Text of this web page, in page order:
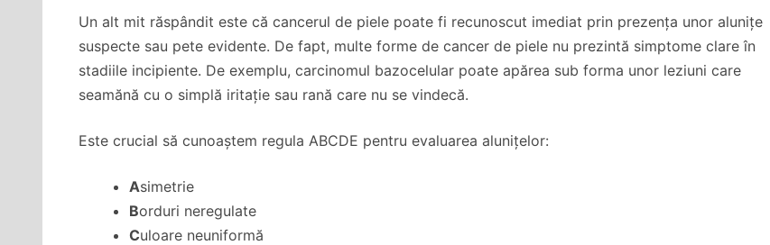
Un alt mit răspândit este că cancerul de piele poate fi recunoscut imediat prin prezența unor alunițe
suspecte sau pete evidente. De fapt, multe forme de cancer de piele nu prezintă simptome clare în
stadiile incipiente. De exemplu, carcinomul bazocelular poate apărea sub forma unor leziuni care
seamănă cu o simplă iritație sau rană care nu se vindecă.
Este crucial să cunoaștem regula ABCDE pentru evaluarea alunițelor:
Asimetrie
Borduri neregulate
Culoare neuniformă